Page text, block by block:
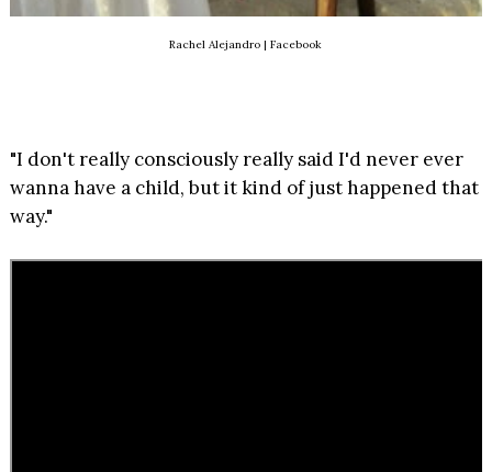
Rachel Alejandro | Facebook
"I don't really consciously really said I'd never ever
wanna have a child, but it kind of just happened that
way."